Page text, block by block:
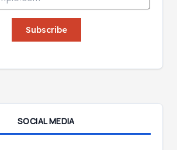
a
i
l
E
Subscribe
SOCIAL MEDIA